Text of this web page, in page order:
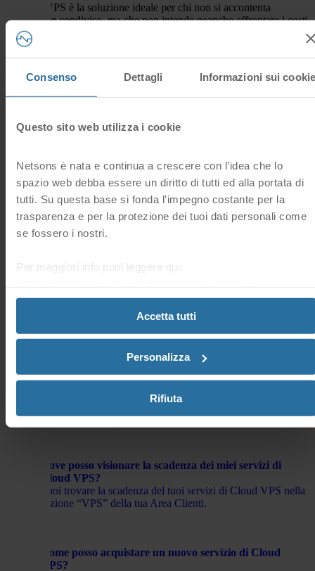
Consenso Dettagli Informazioni sui cookie
Questo sito web utilizza i cookie
Netsons è nata e continua a crescere con l’idea che lo
spazio web debba essere un diritto di tutti ed alla portata di
tutti. Su questa base si fonda l’impegno costante per la
trasparenza e per la protezione dei tuoi dati personali come
se fossero i nostri.
Per maggiori info puoi leggere qui:
Accetta tutti
Personalizza
Rifiuta
Il Cloud VPS è la soluzione ideale per chi non si accontenta
dell'hosting condiviso, ma che non intende neanche affrontare i costi
di un Server Dedicato.
Consulta le nostre soluzioni di Cloud VPS e scegli quella che fa per
17 Utenti hanno trovato questa risposta utile
utile questa
risposta?
Sì
No
Domande frequenti correlate
È possibile visionare lo stato di tutti i servizi di Cloud VPS,
Dove posso trovare i miei servizi di Cloud VPS nell’Area
Nella sezione “ VPS” trovi l’elenco di tutti i servizi di Cloud
VPS registrati.
Dove posso visionare la scadenza dei miei servizi di
Cloud VPS?
Puoi trovare la scadenza del tuoi servizi di Cloud VPS nella
sezione “VPS” della tua Area Clienti.
Come posso acquistare un nuovo servizio di Cloud
VPS?